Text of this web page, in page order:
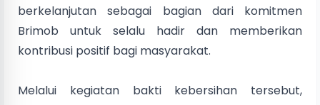
berkelanjutan sebagai bagian dari komitmen
Brimob untuk selalu hadir dan memberikan
kontribusi positif bagi masyarakat.
Melalui kegiatan bakti kebersihan tersebut,